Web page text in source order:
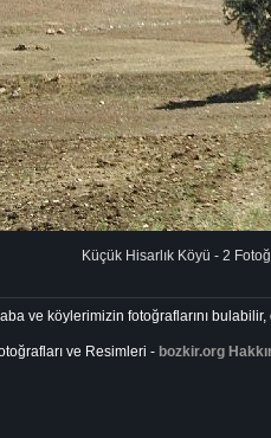
Küçük Hisarlık Köyü - 2
ve köylerimizin fotoğraflarını
ve Resimleri - bozkir.org